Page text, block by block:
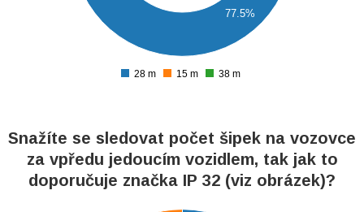
77.5%
28 m 15 m 38 m
Snažíte se sledovat počet šipek na vozovce
za vpředu jedoucím vozidlem, tak jak to
doporučuje značka IP 32 (viz obrázek)?